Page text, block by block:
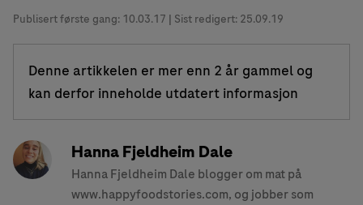
Publisert første gang: 10.03.17 | Sist redigert: 25.09.19
Denne artikkelen er mer enn 2 år gammel og
kan derfor inneholde utdatert informasjon
Hanna Fjeldheim Dale
Hanna Fjeldheim Dale blogger om mat på
www.happyfoodstories.com, og jobber som